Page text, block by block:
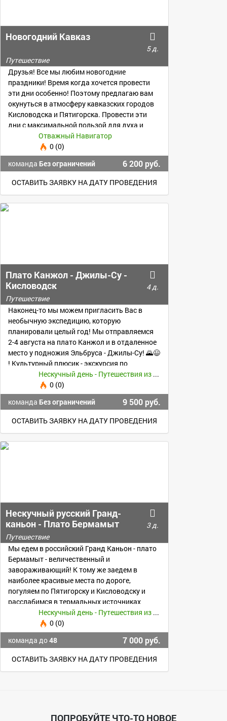
Новогодний Кавказ
5 д.
Путешествие
Друзья! Все мы любим новогодние
праздники! Время когда хочется провести
эти дни особенно! Поэтому предлагаю вам
окунуться в атмосферу кавказских городов
Кисловодска и Пятигорска. Провести эти
дни с максимальной пользой для духа и
Отважный Навигатор
0 (0)
команда Без ограничений 6 200 руб.
ОСТАВИТЬ ЗАЯВКУ НА ДАТУ ПРОВЕДЕНИЯ
Плато Канжол - Джилы-Су -
Кисловодск
4 д.
Путешествие
Наконец-то мы можем пригласить Вас в
необычную экспедицию, которую
планировали целый год! Мы отправляемся
2-4 августа на плато Канжол и в отдаленное
место у подножия Эльбруса - Джилы-Су! 🌄😃
! Культурный плюсик - экскурсия по
Кисловодску!
Нескучный день - Путешествия из Воронежа -
0 (0)
команда Без ограничений 9 500 руб.
ОСТАВИТЬ ЗАЯВКУ НА ДАТУ ПРОВЕДЕНИЯ
Нескучный русский Гранд-
каньон - Плато Бермамыт
3 д.
Путешествие
Мы едем в российский Гранд Каньон - плато
Бермамыт - величественный и
завораживающий! К тому же заедем в
наиболее красивые места по дороге,
погуляем по Пятигорску и Кисловодску и
расслабимся в термальных источниках
Нескучный день - Путешествия из Воронежа -
0 (0)
команда до48 7 000 руб.
ОСТАВИТЬ ЗАЯВКУ НА ДАТУ ПРОВЕДЕНИЯ
ПОПРОБУЙТЕ ЧТО-ТО НОВОЕ